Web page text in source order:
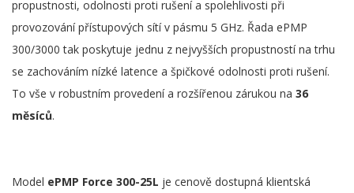
propustnosti, odolnosti proti rušení a spolehlivosti při
provozování přístupových sítí v pásmu 5 GHz. Řada ePMP
300/3000 tak poskytuje jednu z nejvyšších propustností na trhu
se zachováním nízké latence a špičkové odolnosti proti rušení.
To vše v robustním provedení a rozšířenou zárukou na 36
měsíců.
Model ePMP Force 300-25L je cenově dostupná klientská